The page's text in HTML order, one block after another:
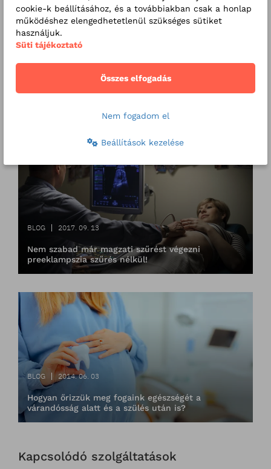
BLOG 2017. 09. 13
Nem szabad már magzati szűrést végezni
preeklampszia szűrés nélkül!
BLOG 2014. 06. 03
Hogyan őrizzük meg fogaink egészségét a
várandósság alatt és a szülés után is?
Kapcsolódó szolgáltatások
cookie-k beállításához, és a továbbiakban csak a honlap
működéshez elengedhetetlenül szükséges sütiket
használjuk.
Süti tájékoztató
Összes elfogadás
Nem fogadom el
Beállítások kezelése